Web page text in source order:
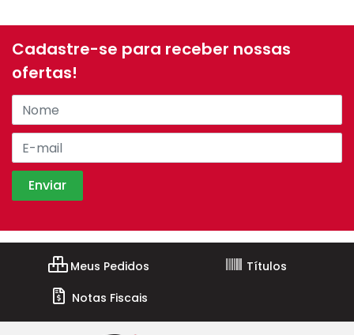
Cadastre-se para receber nossas
ofertas!
Meus Pedidos
Títulos
Notas Fiscais